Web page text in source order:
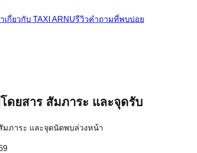
เกี่ยวกับ TAXI ARNUรีวิวคำถามที่พบบ่อย
ยสาร สัมภาระ และจุดรับ
มภาระ และจุดนัดพบล่วงหน้า